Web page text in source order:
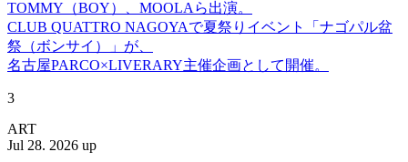
TOMMY（BOY）、MOOLAら出演。
CLUB QUATTRO NAGOYAで夏祭りイベント「ナゴパル盆
祭（ボンサイ）」が、
名古屋PARCO×LIVERARY主催企画として開催。
3
ART
Jul 28. 2026 up